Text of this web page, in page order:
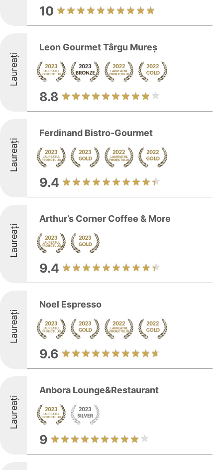
10
Laureați
Leon Gourmet Târgu Mureș
8.8
Laureați
Ferdinand Bistro-Gourmet
9.4
Laureați
Arthur’s Corner Coffee & More
9.4
Laureați
Noel Espresso
9.6
Laureați
Anbora Lounge&Restaurant
9